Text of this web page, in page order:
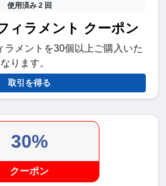
使用済み 2 回
ィラメント クーポン
ラメントを30個以上ご購入いた
ります。
取引を得る
30%
クーポン